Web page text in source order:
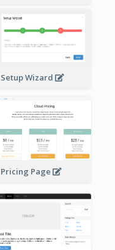
Setup Wizard
Pricing Page